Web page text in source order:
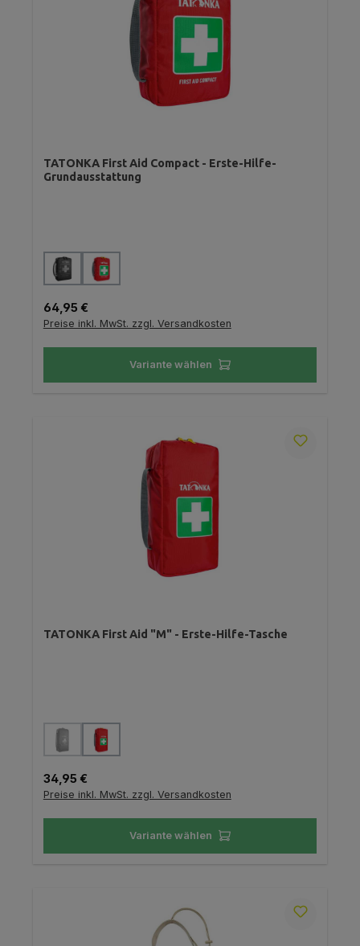
TATONKA First Aid Compact - Erste-Hilfe-
Grundausstattung
Farbe auswählen
Regulärer Preis:
64,95 €
Preise inkl. MwSt. zzgl. Versandkosten
Variante wählen
TATONKA First Aid "M" - Erste-Hilfe-Tasche
Farbe auswählen
(Diese Option ist zurzeit nicht verfügbar.)
Regulärer Preis:
34,95 €
Preise inkl. MwSt. zzgl. Versandkosten
Variante wählen